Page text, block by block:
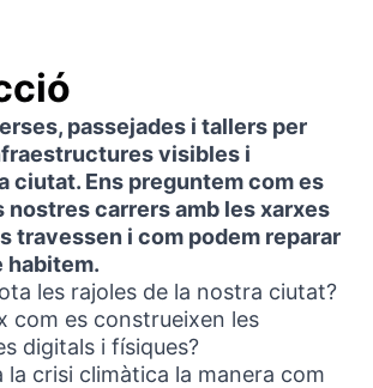
passejades i tallers per
visibles i
ciutat. Ens preguntem com es
carrers amb les xarxes
travessen i com podem reparar
habitem.
les rajoles de la nostra ciutat?
com es construeixen les
digitals i físiques?
la crisi climàtica la manera com